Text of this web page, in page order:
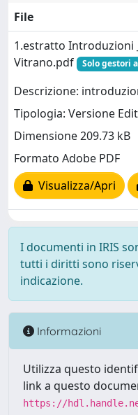
File
1.estratto Introduzioni
Vitrano.pdf
Solo gestori
Descrizione:
Tipologia: Versione
Dimensione 209.73 kB
Formato Adobe PDF
Visualizza/Apri
I documenti in IRIS
tutti i diritti sono
indicazione.
Informazioni
Utilizza questo
link a questo
https://